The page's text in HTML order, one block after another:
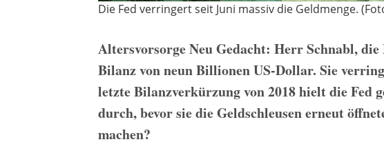
Die Fed verringert seit Juni massiv die Geldmenge.
Altersvorsorge Neu Gedacht: Herr Schnabl,
Bilanz von neun Billionen US-Dollar. Sie
letzte Bilanzverkürzung von 2018 hielt die Fed
durch, bevor sie die Geldschleusen erneut
machen?